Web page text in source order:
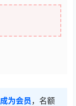
成为会员 ，名额